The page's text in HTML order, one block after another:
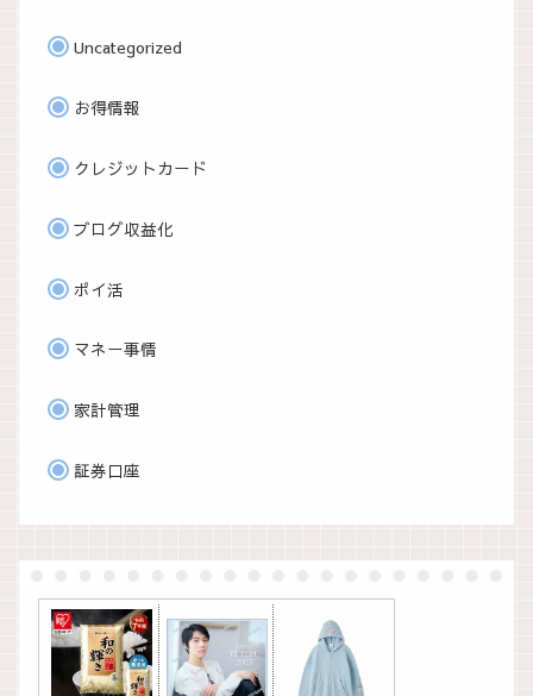
Uncategorized
お得情報
クレジットカード
ブログ収益化
ポイ活
マネー事情
家計管理
証券口座